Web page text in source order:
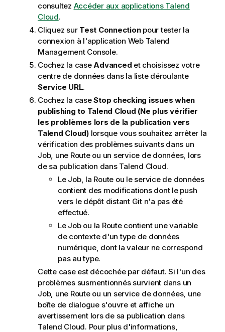
consultez Accéder aux applications Talend
Cloud.
Cliquez sur Test Connectionpour tester la
connexion à l'application Web Talend
Management Console.
Cochez la case Advanced et choisissez votre
centre de données dans la liste déroulante
Service URL.
Cochez la caseStop checking issues when
publishing to Talend Cloud (Ne plus vérifier
les problèmes lors de la publication vers
Talend Cloud)lorsque vous souhaitez arrêter la
vérification des problèmes suivants dans un
Job, une Route ou un service de données, lors
de sa publication dans Talend Cloud.
Le Job, la Route ou le service de données
contient des modifications dont le push
vers le dépôt distant Git n'a pas été
effectué.
Le Job ou la Route contient une variable
de contexte d'un type de données
numérique, dont la valeur ne correspond
pas au type.
Cette case est décochée par défaut. Si l'un des
problèmes susmentionnés survient dans un
Job, une Route ou un service de données, une
boîte de dialogue s'ouvre et affiche un
avertissement lors de sa publication dans
Talend Cloud. Pour plus d'informations,